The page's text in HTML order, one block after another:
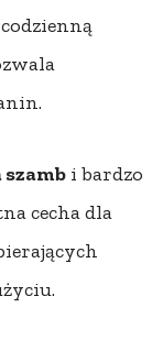
i bardzo
cecha dla